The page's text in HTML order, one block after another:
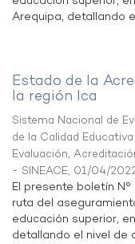
Arequipa, detallando
Estado de la
la región Ica
Sistema Nacional de
de la Calidad
Evaluación,
- SINEACE, 01/04/
El presente boletín
ruta del
educación superior,
detallando el nivel de